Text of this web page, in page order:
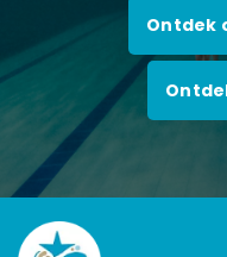
Ontdek